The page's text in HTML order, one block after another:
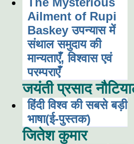
Ailment of Rupi
Baskey उपन्यास में
संथाल समुदाय की
मान्यताएँ, विश्वास एवं
परम्पराएँ
जयंती प्रसाद
हिंदी विश्व की सबसे बड़ी
भाषा(ई-पुस्तक)
जितेश कुमार